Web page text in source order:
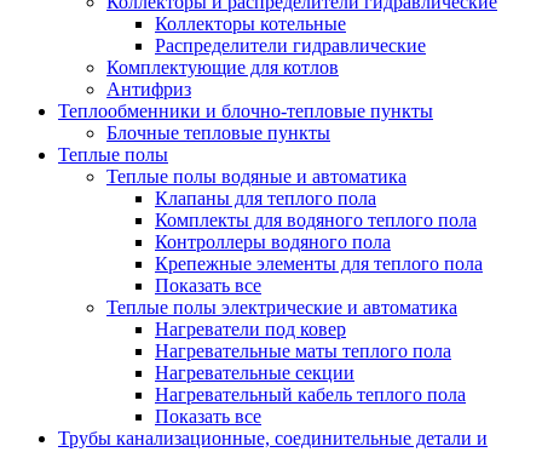
Коллекторы котельные
Распределители гидравлические
Комплектующие для котлов
Антифриз
Теплообменники и блочно-тепловые пункты
Блочные тепловые пункты
Теплые полы
Теплые полы водяные и автоматика
Клапаны для теплого пола
Комплекты для водяного теплого пола
Контроллеры водяного пола
Крепежные элементы для теплого пола
Показать все
Теплые полы электрические и автоматика
Нагреватели под ковер
Нагревательные маты теплого пола
Нагревательные секции
Нагревательный кабель теплого пола
Показать все
Трубы канализационные, соединительные детали и